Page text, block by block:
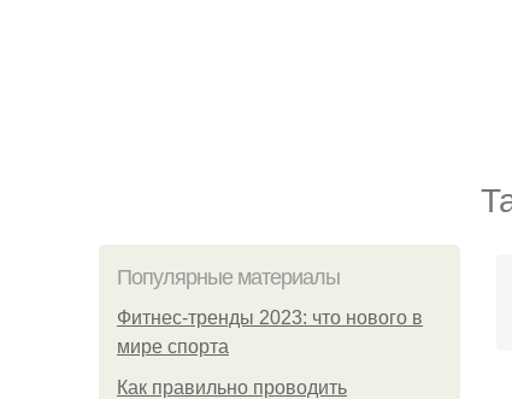
Популярные материалы
Фитнес-тренды 2023: что нового в
мире спорта
Как правильно проводить